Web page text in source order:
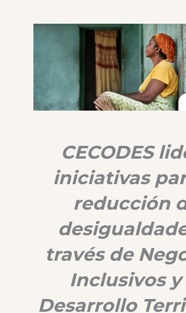
CECODES
iniciativas
reducción
través de
Inclusivos y
Desarrollo